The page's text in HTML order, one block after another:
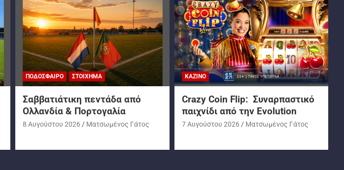
ΠΟΔΌΣΦΑΙΡΟ ΣΤΟΊΧΗΜΑ
Σαββατιάτικη πεντάδα από
Ολλανδία & Πορτογαλία
8 Αυγούστου 2026 Ματσωμένος Γάτος
ΚΑΖΊΝΟ
Crazy Coin Flip: Συναρπαστικό
παιχνίδι από την Evolution
7 Αυγούστου 2026 Ματσωμένος Γάτος